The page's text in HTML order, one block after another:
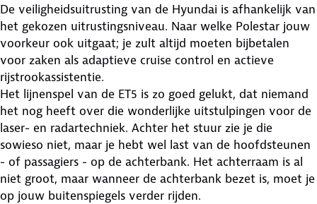
De veiligheidsuitrusting van de Hyundai is afhankelijk van
het gekozen uitrustingsniveau. Naar welke Polestar jouw
voorkeur ook uitgaat; je zult altijd moeten bijbetalen
voor zaken als adaptieve cruise control en actieve
rijstrookassistentie.
Het lijnenspel van de ET5 is zo goed gelukt, dat niemand
het nog heeft over die wonderlijke uitstulpingen voor de
laser- en radartechniek. Achter het stuur zie je die
sowieso niet, maar je hebt wel last van de hoofdsteunen
- of passagiers - op de achterbank. Het achterraam is al
niet groot, maar wanneer de achterbank bezet is, moet je
op jouw buitenspiegels verder rijden.